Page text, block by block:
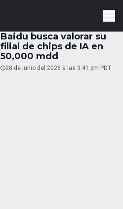
Baidu busca valorar su
filial de chips de IA en
50,000 mdd
28 de junio del 2026 a las 3:41 pm PDT